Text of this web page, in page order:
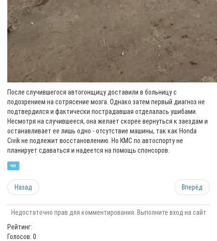
После случившегося автогонщицу доставили в больницу с
подозрением на сотрясение мозга. Однако затем первый диагноз не
подтвердился и фактически пострадавшая отделалась ушибами.
Несмотря на случившееся, она желает скорее вернуться к заездам и
останавливает ее лишь одно - отсутствие машины, так как Honda
Civik не подлежит восстановлению. Но КМС по автоспорту не
планирует сдаваться и надеется на помощь спонсоров.
чп
Назад Вперёд
Недостаточно прав для комментирования. Выполните вход на сайт
Рейтинг:
Голосов: 0